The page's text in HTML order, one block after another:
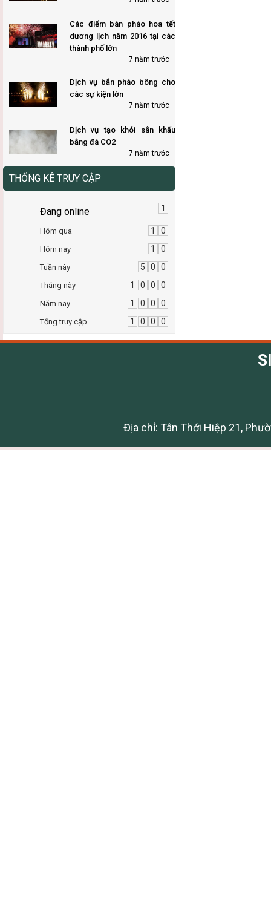
Các điểm bán pháo hoa tết
dương lịch năm 2016 tại các
thành phố lớn
7 năm trước
Dịch vụ bắn pháo bông cho
các sự kiện lớn
7 năm trước
Dịch vụ tạo khói sân khấu
bằng đá CO2
7 năm trước
THỐNG KÊ TRUY CẬP
Đang online 1
Hôm qua 1 0
Hôm nay 1 0
Tuần này 5 0 0
Tháng này 1 0 0 0
Năm nay 1 0 0 0
Tổng truy cập 1 0 0 0
Địa chỉ: Tân Thới Hiệp 21,